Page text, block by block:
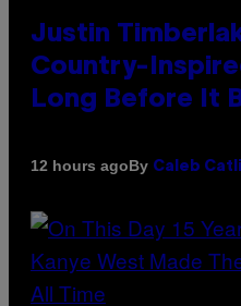
Justin
Country-
Long Before It
12 hours agoBy Caleb